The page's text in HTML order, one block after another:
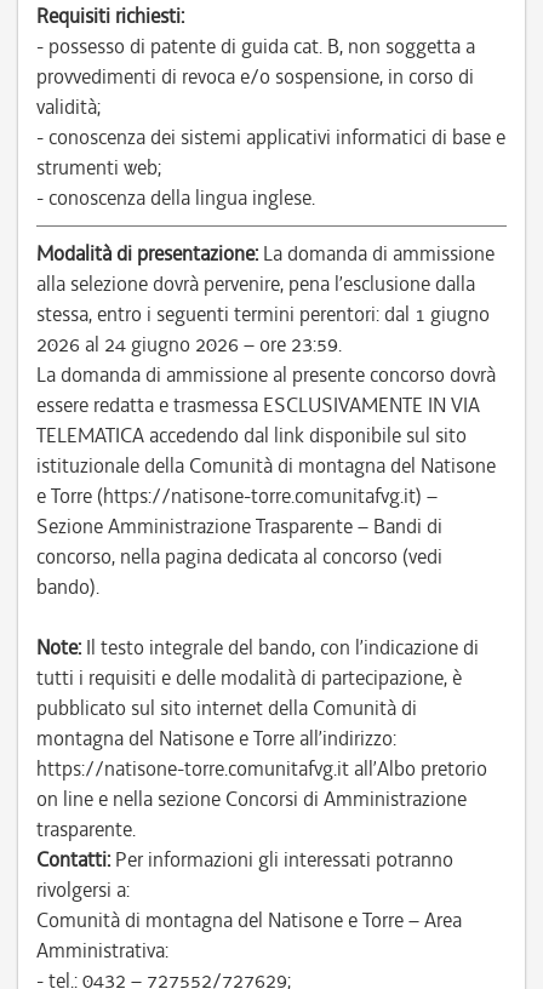
Requisiti richiesti:
- possesso di patente di guida cat. B, non soggetta a
provvedimenti di revoca e/o sospensione, in corso di
validità;
- conoscenza dei sistemi applicativi informatici di base e
strumenti web;
- conoscenza della lingua inglese.
Modalità di presentazione: La domanda di ammissione
alla selezione dovrà pervenire, pena l’esclusione dalla
stessa, entro i seguenti termini perentori: dal 1 giugno
2026 al 24 giugno 2026 – ore 23:59.
La domanda di ammissione al presente concorso dovrà
essere redatta e trasmessa ESCLUSIVAMENTE IN VIA
TELEMATICA accedendo dal link disponibile sul sito
istituzionale della Comunità di montagna del Natisone
e Torre (https://natisone-torre.comunitafvg.it) –
Sezione Amministrazione Trasparente – Bandi di
concorso, nella pagina dedicata al concorso (vedi
bando).
Note: Il testo integrale del bando, con l’indicazione di
tutti i requisiti e delle modalità di partecipazione, è
pubblicato sul sito internet della Comunità di
montagna del Natisone e Torre all’indirizzo:
https://natisone-torre.comunitafvg.it all’Albo pretorio
on line e nella sezione Concorsi di Amministrazione
trasparente.
Contatti: Per informazioni gli interessati potranno
rivolgersi a:
Comunità di montagna del Natisone e Torre – Area
Amministrativa:
- tel.: 0432 – 727552/727629;